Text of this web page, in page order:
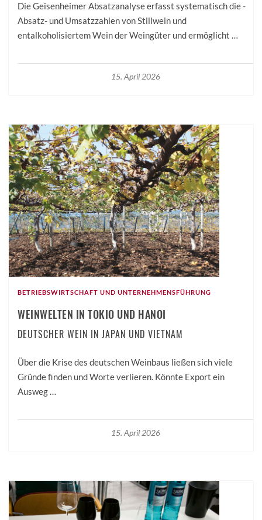
Die Geisenheimer Absatzanalyse erfasst systematisch die ­
Absatz- und Umsatzzahlen von Stillwein und
entalkoholisiertem Wein der Weingüter und ermöglicht …
15. April 2026
BETRIEBSWIRTSCHAFT UND UNTERNEHMENSFÜHRUNG
WEINWELTEN IN TOKIO UND HANOI
DEUTSCHER WEIN IN JAPAN UND VIETNAM
Über die Krise des deutschen Weinbaus ließen sich viele
Gründe finden und Worte verlieren. Könnte Export ein
Ausweg …
15. April 2026